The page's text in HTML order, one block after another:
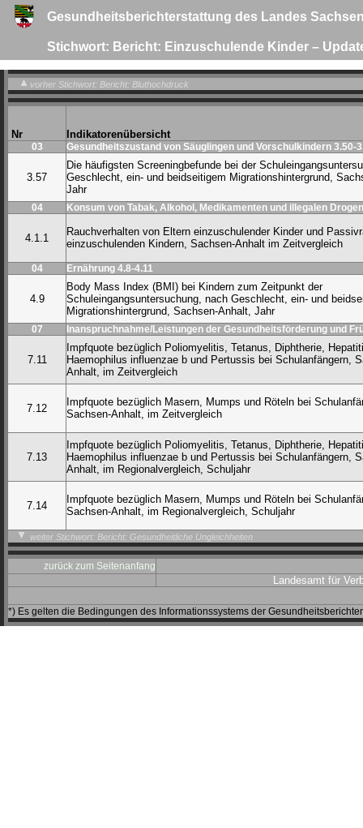
Gesundheitsberichterstattung des Landes
Stichwort: Bericht: Einzuschulende Kinder –
vorher Stichwort: Bericht: Bluthochdruck
Nr Indikatorenübersicht
03 Gesundheitszustand von Säuglingen und Vorschulkindern 3.50-
3.57
Die häufigsten Screeningbefunde bei der
Geschlecht, ein- und beidseitigem Migrationshintergrund,
Jahr
04 Konsum von Tabak, Alkohol, Medikamenten und illegalen
4.1.1
Rauchverhalten von Eltern einzuschulender Kinder und
einzuschulenden Kindern, Sachsen-Anhalt im Zeitvergleich
04 Ernährung 4.8-4.11
4.9
Body Mass Index (BMI) bei Kindern zum Zeitpunkt der
Schuleingangsuntersuchung, nach Geschlecht, ein- und
Migrationshintergrund, Sachsen-Anhalt, Jahr
07 Inanspruchnahme/Leistungen der Gesundheitsförderung und
7.11
Impfquote bezüglich Poliomyelitis, Tetanus, Diphtherie,
Haemophilus influenzae b und Pertussis bei Schulanfängern,
Anhalt, im Zeitvergleich
7.12
Impfquote bezüglich Masern, Mumps und Röteln bei
Sachsen-Anhalt, im Zeitvergleich
7.13
Impfquote bezüglich Poliomyelitis, Tetanus, Diphtherie,
Haemophilus influenzae b und Pertussis bei Schulanfängern,
Anhalt, im Regionalvergleich, Schuljahr
7.14
Impfquote bezüglich Masern, Mumps und Röteln bei
Sachsen-Anhalt, im Regionalvergleich, Schuljahr
weiter Stichwort: Bericht: Gesundheitliche Ungleichheiten
zurück zum Seitenanfang
Landesamt für
*) Es gelten die Bedingungen des Informationssystems der